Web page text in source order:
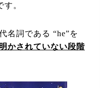
す。
名詞である “he”を
かされていない段階